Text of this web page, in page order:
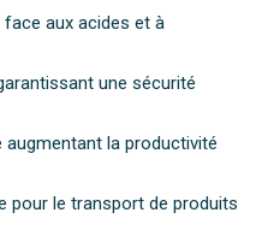
face aux acides et à
une sécurité
augmentant la productivité
pour le transport de produits